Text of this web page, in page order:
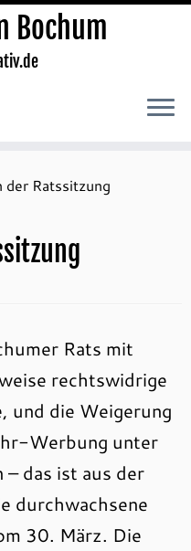
Bochum
der Ratssitzung
Rats mit
rechtswidrige
und die Weigerung
Werbung unter
– das ist aus der
durchwachsene
30. März. Die